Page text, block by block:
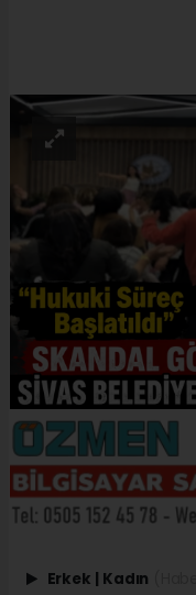
Erkek | Kadın